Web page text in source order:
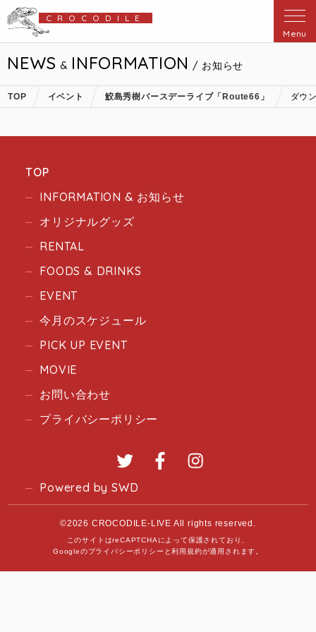
CROCODILE
Menu
NEWS & INFORMATION / お知らせ
TOP イベント 鮫島秀樹バースデーライブ「Route66」 ダウ
TOP
INFORMATION & お知らせ
オリジナルグッズ
RENTAL
FOODS & DRINKS
EVENT
今月のスケジュール
PICK UP EVENT
MOVIE
お問い合わせ
プライバシーポリシー
Twitter Facebook
Powered by SWD
©2026 CROCODILE-LIVE All rights reserved.
このサイトはreCAPTCHAによって保護されており、
Googleのプライバシーポリシー と利用規約が適用されます。